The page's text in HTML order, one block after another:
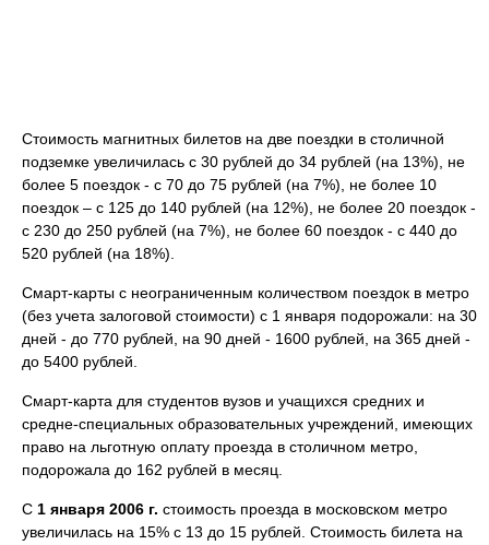
Стоимость магнитных билетов на две поездки в столичной
подземке увеличилась с 30 рублей до 34 рублей (на 13%), не
более 5 поездок - с 70 до 75 рублей (на 7%), не более 10
поездок – с 125 до 140 рублей (на 12%), не более 20 поездок -
с 230 до 250 рублей (на 7%), не более 60 поездок - с 440 до
520 рублей (на 18%).
Смарт-карты с неограниченным количеством поездок в метро
(без учета залоговой стоимости) с 1 января подорожали: на 30
дней - до 770 рублей, на 90 дней - 1600 рублей, на 365 дней -
до 5400 рублей.
Смарт-карта для студентов вузов и учащихся средних и
средне-специальных образовательных учреждений, имеющих
право на льготную оплату проезда в столичном метро,
подорожала до 162 рублей в месяц.
С 1 января 2006 г. стоимость проезда в московском метро
увеличилась на 15% с 13 до 15 рублей. Стоимость билета на